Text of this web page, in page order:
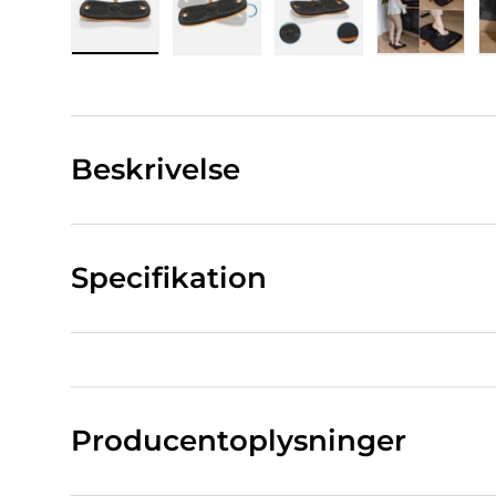
Beskrivelse
Specifikation
Producentoplysninger